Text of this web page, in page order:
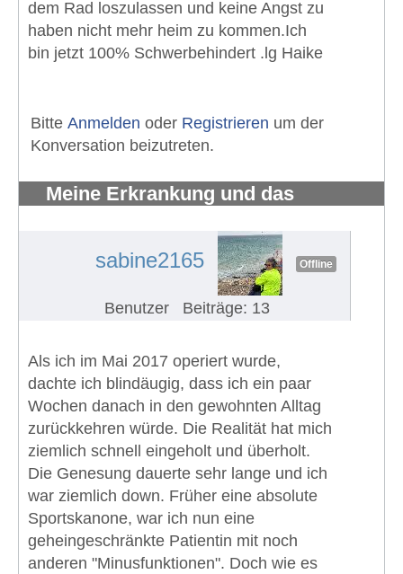
dem Rad loszulassen und keine Angst zu
haben nicht mehr heim zu kommen.Ich
bin jetzt 100% Schwerbehindert .lg Haike
Bitte Anmelden oder Registrieren um der
Konversation beizutreten.
Meine Erkrankung und das
sabine2165 Offline
Benutzer Beiträge: 13
Als ich im Mai 2017 operiert wurde,
dachte ich blindäugig, dass ich ein paar
Wochen danach in den gewohnten Alltag
zurückkehren würde. Die Realität hat mich
ziemlich schnell eingeholt und überholt.
Die Genesung dauerte sehr lange und ich
war ziemlich down. Früher eine absolute
Sportskanone, war ich nun eine
geheingeschränkte Patientin mit noch
anderen "Minusfunktionen". Doch wie es